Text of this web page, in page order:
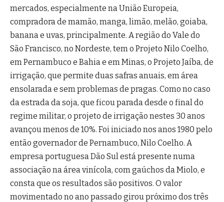
mercados, especialmente na União Europeia,
compradora de mamão, manga, limão, melão, goiaba,
banana e uvas, principalmente. A região do Vale do
São Francisco, no Nordeste, tem o Projeto Nilo Coelho,
em Pernambuco e Bahia e em Minas, o Projeto Jaíba, de
irrigação, que permite duas safras anuais, em área
ensolarada e sem problemas de pragas. Como no caso
da estrada da soja, que ficou parada desde o final do
regime militar, o projeto de irrigação nestes 30 anos
avançou menos de 10%. Foi iniciado nos anos 1980 pelo
então governador de Pernambuco, Nilo Coelho. A
empresa portuguesa Dão Sul está presente numa
associação na área vinícola, com gaúchos da Miolo, e
consta que os resultados são positivos. O valor
movimentado no ano passado girou próximo dos três